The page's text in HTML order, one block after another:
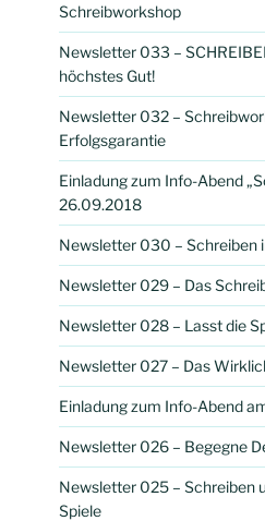
Schreibworkshop
Newsletter 033 –
höchstes Gut!
Newsletter 032 –
Erfolgsgarantie
Einladung zum Info-Abend
26.09.2018
Newsletter 030 – Schreiben
Newsletter 029 – Das
Newsletter 028 – Lasst die
Newsletter 027 – Das
Einladung zum Info-Abend
Newsletter 026 – Begegne
Newsletter 025 – Schreiben
Spiele